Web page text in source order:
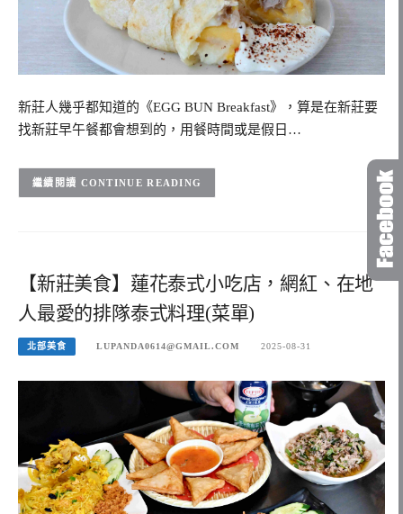
新莊人幾乎都知道的《EGG BUN Breakfast》，算是在新莊要
找新莊早午餐都會想到的，用餐時間或是假日…
CONTINUE READING
【新莊美食】蓮花泰式小吃店，網紅、在地
人最愛的排隊泰式料理(菜單)
北部美食 LUPANDA0614@GMAIL.COM 2025-08-31